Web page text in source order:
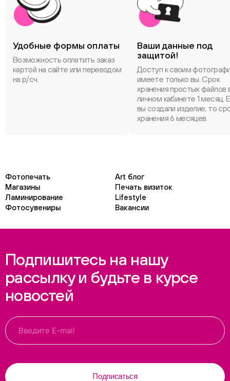
Удобные формы оплаты
Возможность оплатить заказ
картой на сайте или переводом
на р/сч.
Ваши данные под
защитой!
Доступ к своим
имеете только вы. Срок
хранения простых файлов
личном кабинете 1 месяц.
вы создали изделие, то
хранения 6 месяцев.
Фотопечать
Art блог
Магазины
Печать визиток
Ламинирование
Lifestyle
Фотосувениры
Вакансии
Подпишитесь на нашу
рассылку и будьте в курсе
новостей
Подписаться